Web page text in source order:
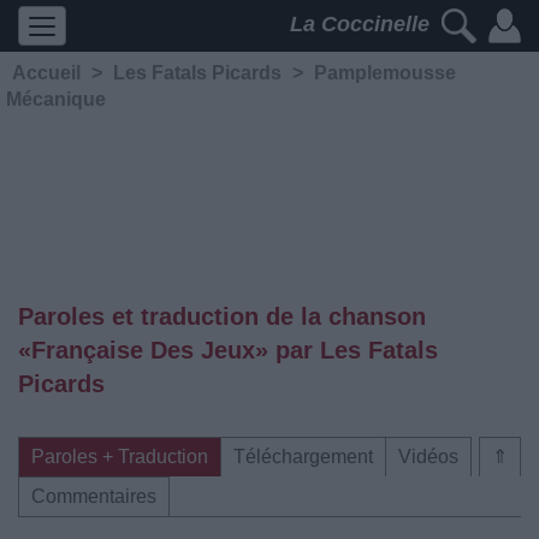
La Coccinelle
Accueil > Les Fatals Picards >
Pamplemousse
Mécanique
Paroles et traduction de la chanson
«Française Des Jeux» par Les Fatals
Picards
⇑
Paroles + Traduction Téléchargement
Vidéos
Commentaires